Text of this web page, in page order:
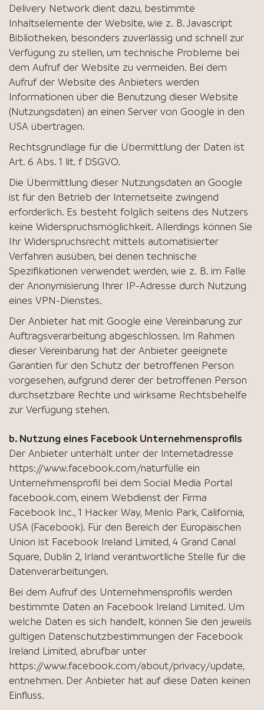
Delivery Network dient dazu, bestimmte
Inhaltselemente der Website, wie z. B. Javascript
Bibliotheken, besonders zuverlässig und schnell zur
Verfügung zu stellen, um technische Probleme bei
dem Aufruf der Website zu vermeiden. Bei dem
Aufruf der Website des Anbieters werden
Informationen über die Benutzung dieser Website
(Nutzungsdaten) an einen Server von Google in den
USA übertragen.
Rechtsgrundlage für die Übermittlung der Daten ist
Art. 6 Abs. 1 lit. f DSGVO.
Die Übermittlung dieser Nutzungsdaten an Google
ist für den Betrieb der Internetseite zwingend
erforderlich. Es besteht folglich seitens des Nutzers
keine Widerspruchsmöglichkeit. Allerdings können Sie
Ihr Widerspruchsrecht mittels automatisierter
Verfahren ausüben, bei denen technische
Spezifikationen verwendet werden, wie z. B. im Falle
der Anonymisierung Ihrer IP-Adresse durch Nutzung
eines VPN-Dienstes.
Der Anbieter hat mit Google eine Vereinbarung zur
Auftragsverarbeitung abgeschlossen. Im Rahmen
dieser Vereinbarung hat der Anbieter geeignete
Garantien für den Schutz der betroffenen Person
vorgesehen, aufgrund derer der betroffenen Person
durchsetzbare Rechte und wirksame Rechtsbehelfe
zur Verfügung stehen.
b. Nutzung eines Facebook Unternehmensprofils
Der Anbieter unterhält unter der Internetadresse
https://www.facebook.com/naturfülle ein
Unternehmensprofil bei dem Social Media Portal
facebook.com, einem Webdienst der Firma
Facebook Inc., 1 Hacker Way, Menlo Park, California,
USA (Facebook). Für den Bereich der Europäischen
Union ist Facebook Ireland Limited, 4 Grand Canal
Square, Dublin 2, Irland verantwortliche Stelle für die
Datenverarbeitungen.
Bei dem Aufruf des Unternehmensprofils werden
bestimmte Daten an Facebook Ireland Limited. Um
welche Daten es sich handelt, können Sie den jeweils
gültigen Datenschutzbestimmungen der Facebook
Ireland Limited, abrufbar unter
https://www.facebook.com/about/privacy/update,
entnehmen. Der Anbieter hat auf diese Daten keinen
Einfluss.